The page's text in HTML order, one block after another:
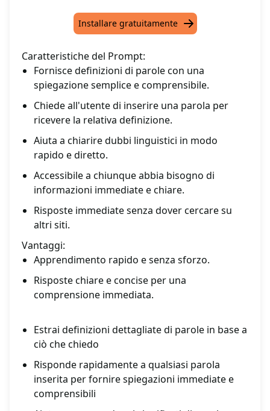
Installare gratuitamente
Caratteristiche del Prompt:
Fornisce definizioni di parole con una
spiegazione semplice e comprensibile.
Chiede all'utente di inserire una parola per
ricevere la relativa definizione.
Aiuta a chiarire dubbi linguistici in modo
rapido e diretto.
Accessibile a chiunque abbia bisogno di
informazioni immediate e chiare.
Risposte immediate senza dover cercare su
altri siti.
Vantaggi:
Apprendimento rapido e senza sforzo.
Risposte chiare e concise per una
comprensione immediata.
Estrai definizioni dettagliate di parole in base a
ciò che chiedo
Risponde rapidamente a qualsiasi parola
inserita per fornire spiegazioni immediate e
comprensibili